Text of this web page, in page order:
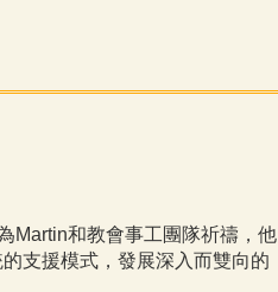
Martin和教會事工團隊祈禱，他
支援模式，發展深入而雙向的